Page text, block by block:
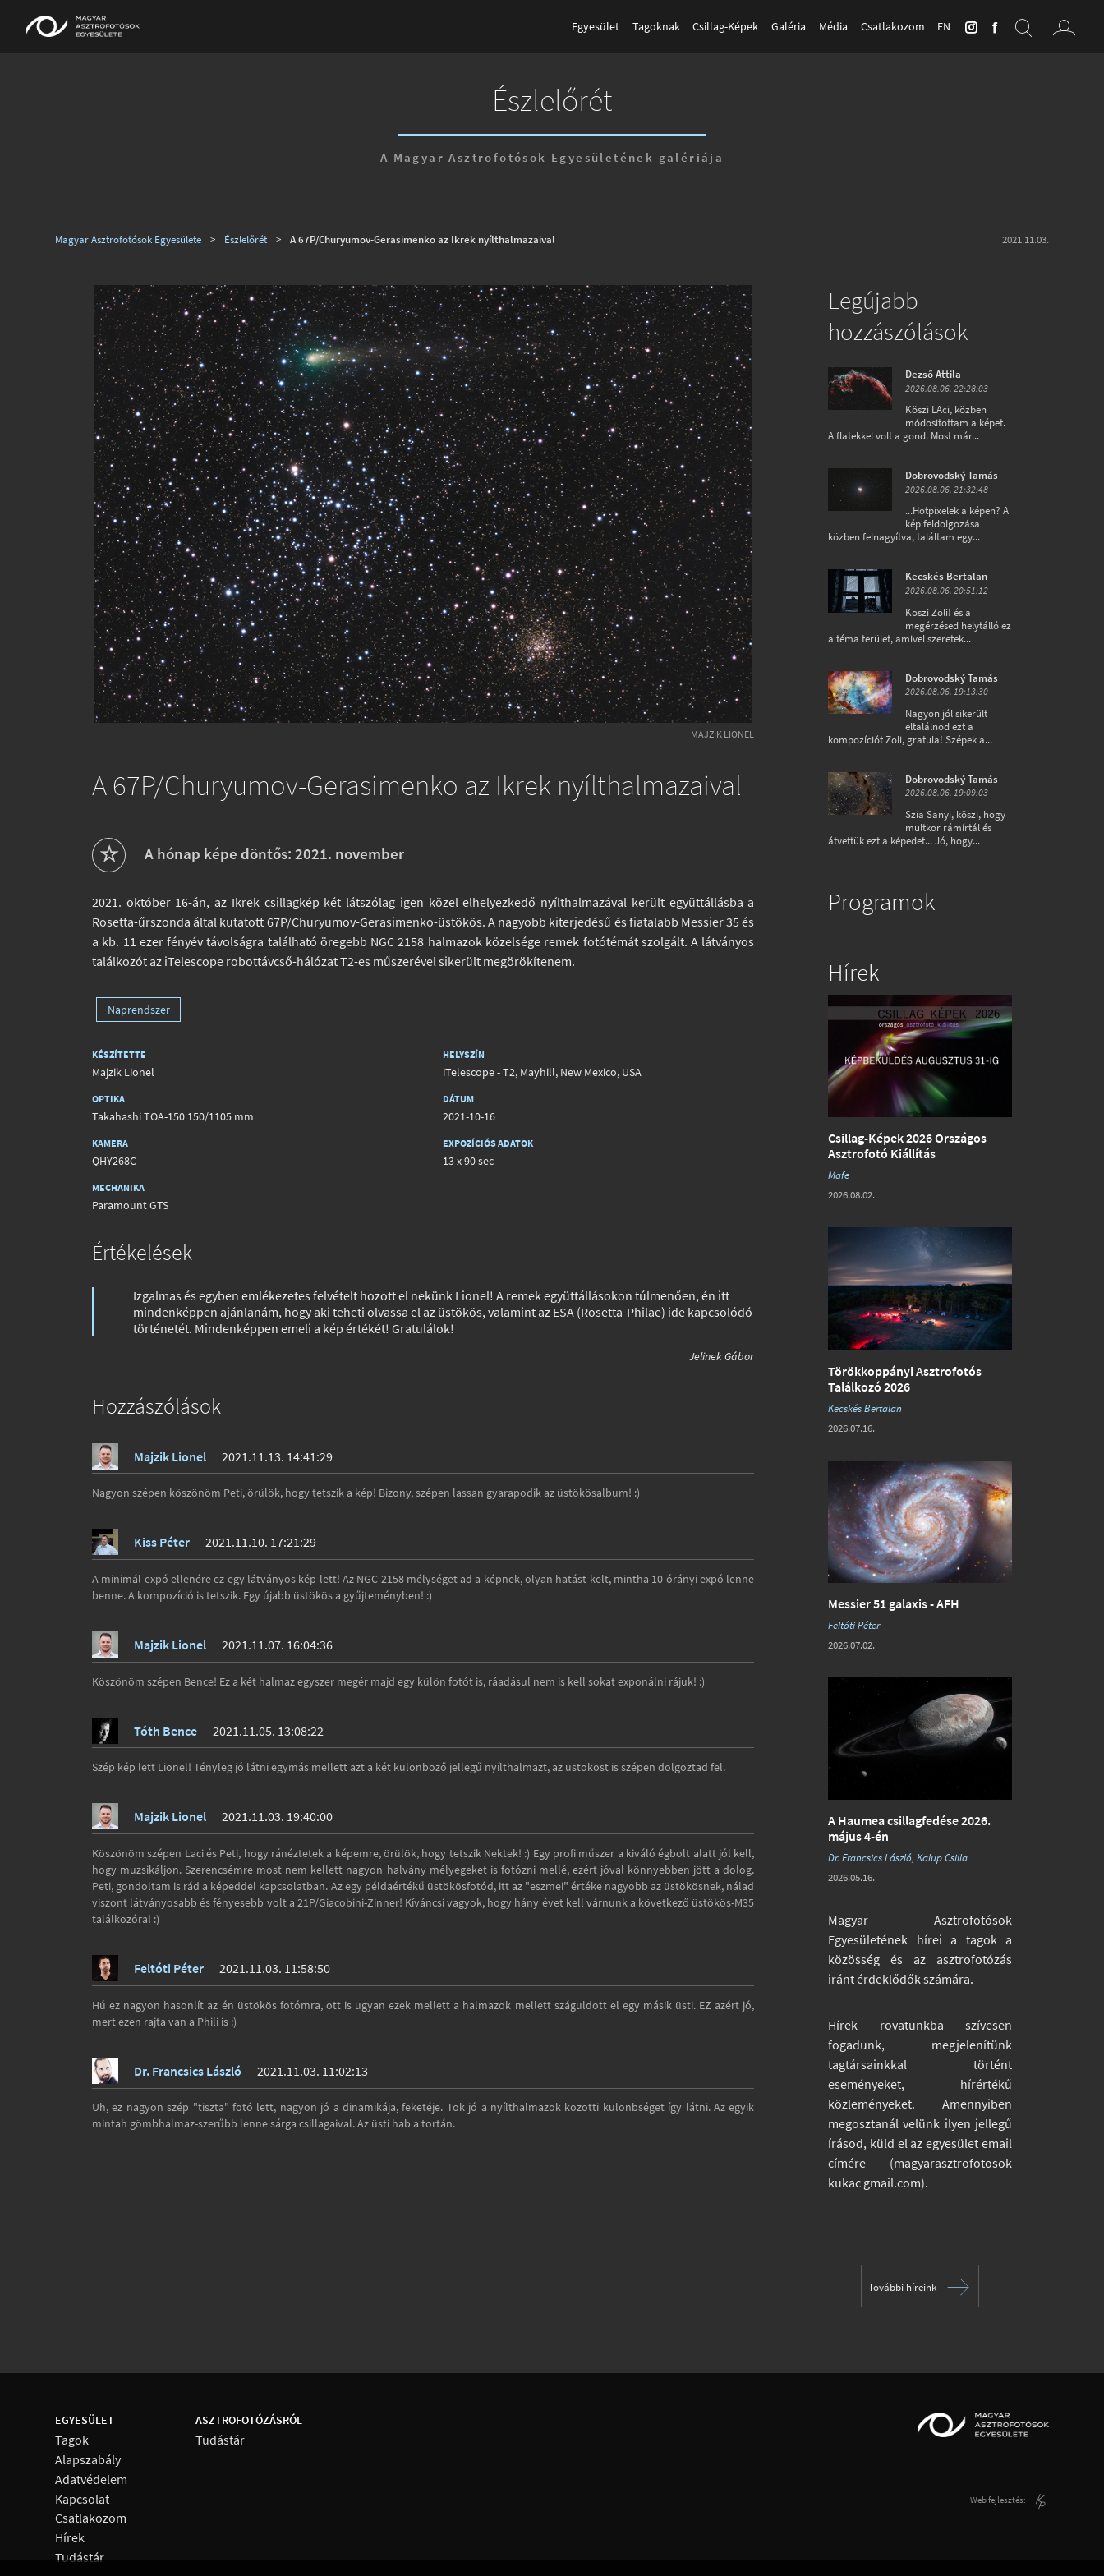
Egyesület Tagoknak Csillag-Képek Galéria Média Csatlakozom EN
Észlelőrét
A Magyar Asztrofotósok Egyesületének galériája
2021.11.03.
Magyar Asztrofotósok Egyesülete > Észlelőrét > A 67P/Churyumov-Gerasimenko az Ikrek nyílthalmazaival
MAJZIK LIONEL
A 67P/Churyumov-Gerasimenko az Ikrek nyílthalmazaival
A hónap képe döntős: 2021. november
2021. október 16-án, az Ikrek csillagkép két látszólag igen közel elhelyezkedő nyílthalmazával került együttállásba a
Rosetta-űrszonda által kutatott 67P/Churyumov-Gerasimenko-üstökös. A nagyobb kiterjedésű és fiatalabb Messier 35 és
a kb. 11 ezer fényév távolságra található öregebb NGC 2158 halmazok közelsége remek fotótémát szolgált. A látványos
találkozót az iTelescope robottávcső-hálózat T2-es műszerével sikerült megörökítenem.
Naprendszer
KÉSZÍTETTE
Majzik Lionel
OPTIKA
Takahashi TOA-150 150/1105 mm
KAMERA
QHY268C
MECHANIKA
Paramount GTS
HELYSZÍN
iTelescope - T2, Mayhill, New Mexico, USA
DÁTUM
2021-10-16
EXPOZÍCIÓS ADATOK
13 x 90 sec
Értékelések
Izgalmas és egyben emlékezetes felvételt hozott el nekünk Lionel! A remek együttállásokon túlmenően, én itt
mindenképpen ajánlanám, hogy aki teheti olvassa el az üstökös, valamint az ESA (Rosetta-Philae) ide kapcsolódó
történetét. Mindenképpen emeli a kép értékét! Gratulálok!
Jelinek Gábor
Hozzászólások
Majzik Lionel 2021.11.13. 14:41:29
Nagyon szépen köszönöm Peti, örülök, hogy tetszik a kép! Bizony, szépen lassan gyarapodik az üstökösalbum! :)
Kiss Péter 2021.11.10. 17:21:29
A minimál expó ellenére ez egy látványos kép lett! Az NGC 2158 mélységet ad a képnek, olyan hatást kelt, mintha 10 órányi expó lenne
benne. A kompozíció is tetszik. Egy újabb üstökös a gyűjteményben! :)
Majzik Lionel 2021.11.07. 16:04:36
Köszönöm szépen Bence! Ez a két halmaz egyszer megér majd egy külön fotót is, ráadásul nem is kell sokat exponálni rájuk! :)
Tóth Bence 2021.11.05. 13:08:22
Szép kép lett Lionel! Tényleg jó látni egymás mellett azt a két különböző jellegű nyílthalmazt, az üstököst is szépen dolgoztad fel.
Majzik Lionel 2021.11.03. 19:40:00
Köszönöm szépen Laci és Peti, hogy ránéztetek a képemre, örülök, hogy tetszik Nektek! :) Egy profi műszer a kiváló égbolt alatt jól kell,
hogy muzsikáljon. Szerencsémre most nem kellett nagyon halvány mélyegeket is fotózni mellé, ezért jóval könnyebben jött a dolog.
Peti, gondoltam is rád a képeddel kapcsolatban. Az egy példaértékű üstökösfotód, itt az "eszmei" értéke nagyobb az üstökösnek, nálad
viszont látványosabb és fényesebb volt a 21P/Giacobini-Zinner! Kíváncsi vagyok, hogy hány évet kell várnunk a következő üstökös-M35
találkozóra! :)
Feltóti Péter 2021.11.03. 11:58:50
Hú ez nagyon hasonlít az én üstökös fotómra, ott is ugyan ezek mellett a halmazok mellett száguldott el egy másik üsti. EZ azért jó,
mert ezen rajta van a Phili is :)
Dr. Francsics László 2021.11.03. 11:02:13
Uh, ez nagyon szép "tiszta" fotó lett, nagyon jó a dinamikája, feketéje. Tök jó a nyílthalmazok közötti különbséget így látni. Az egyik
mintah gömbhalmaz-szerűbb lenne sárga csillagaival. Az üsti hab a tortán.
Legújabb
hozzászólások
Dezső Attila
2026.08.06. 22:28:03
Köszi LAci, közben
módositottam a képet.
A flatekkel volt a gond. Most már...
Dobrovodský Tamás
2026.08.06. 21:32:48
...Hotpixelek a képen? A
kép feldolgozása
közben felnagyítva, találtam egy...
Kecskés Bertalan
2026.08.06. 20:51:12
Köszi Zoli! és a
megérzésed helytálló ez
a téma terület, amivel szeretek...
Dobrovodský Tamás
2026.08.06. 19:13:30
Nagyon jól sikerült
eltalálnod ezt a
kompozíciót Zoli, gratula! Szépek a...
Dobrovodský Tamás
2026.08.06. 19:09:03
Szia Sanyi, köszi, hogy
multkor rámírtál és
átvettük ezt a képedet... Jó, hogy...
Programok
Hírek
Csillag-Képek 2026 Országos
Asztrofotó Kiállítás
Mafe
2026.08.02.
Törökkoppányi Asztrofotós
Találkozó 2026
Kecskés Bertalan
2026.07.16.
Messier 51 galaxis - AFH
Feltóti Péter
2026.07.02.
A Haumea csillagfedése 2026.
május 4-én
Dr. Francsics László, Kalup Csilla
2026.05.16.
Magyar Asztrofotósok
Egyesületének hírei a tagok a
közösség és az asztrofotózás
iránt érdeklődők számára.
Hírek rovatunkba szívesen
fogadunk, megjelenítünk
tagtársainkkal történt
eseményeket, hírértékű
közleményeket. Amennyiben
megosztanál velünk ilyen jellegű
írásod, küld el az egyesület email
címére (magyarasztrofotosok
kukac gmail.com).
További híreink
EGYESÜLET
Tagok
Alapszabály
Adatvédelem
Kapcsolat
Csatlakozom
Hírek
Tudástár
ASZTROFOTÓZÁSRÓL
Tudástár
Web fejlesztés: